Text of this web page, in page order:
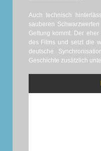
Auch technisch
sauberen
Geltung kommt. Der
des Films und setzt die
deutsche
Geschichte zusätzlich